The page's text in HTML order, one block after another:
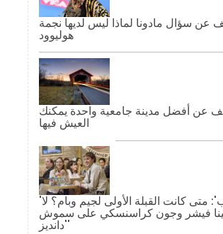
عن سؤال مادونا لماذا ليس لديها نجمة
هوليوود
عن أفضل مدينة جامعية واحدة يمكنك
العيش فيها
'المكتب': متى كانت القبلة الأولى لجيم وبام؟ لا
فيشر وجون كراسنسكي على سموش
'دانديز'